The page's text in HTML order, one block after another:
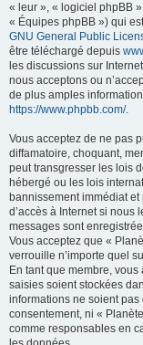
« leur », « logiciel phpBB
« Équipes phpBB ») qui
GNU General Public
être téléchargé depuis
les discussions sur
nous acceptons ou
de plus amples
https://www.phpbb.com/.
Vous acceptez de ne pas
diffamatoire, choquant,
peut transgresser les lois
hébergé ou les lois
bannissement immédiat
d’accès à Internet si nous
messages sont
Vous acceptez que «
verrouille n’importe quel
En tant que membre,
saisies soient stockées
informations ne soient
consentement, ni «
comme responsables en